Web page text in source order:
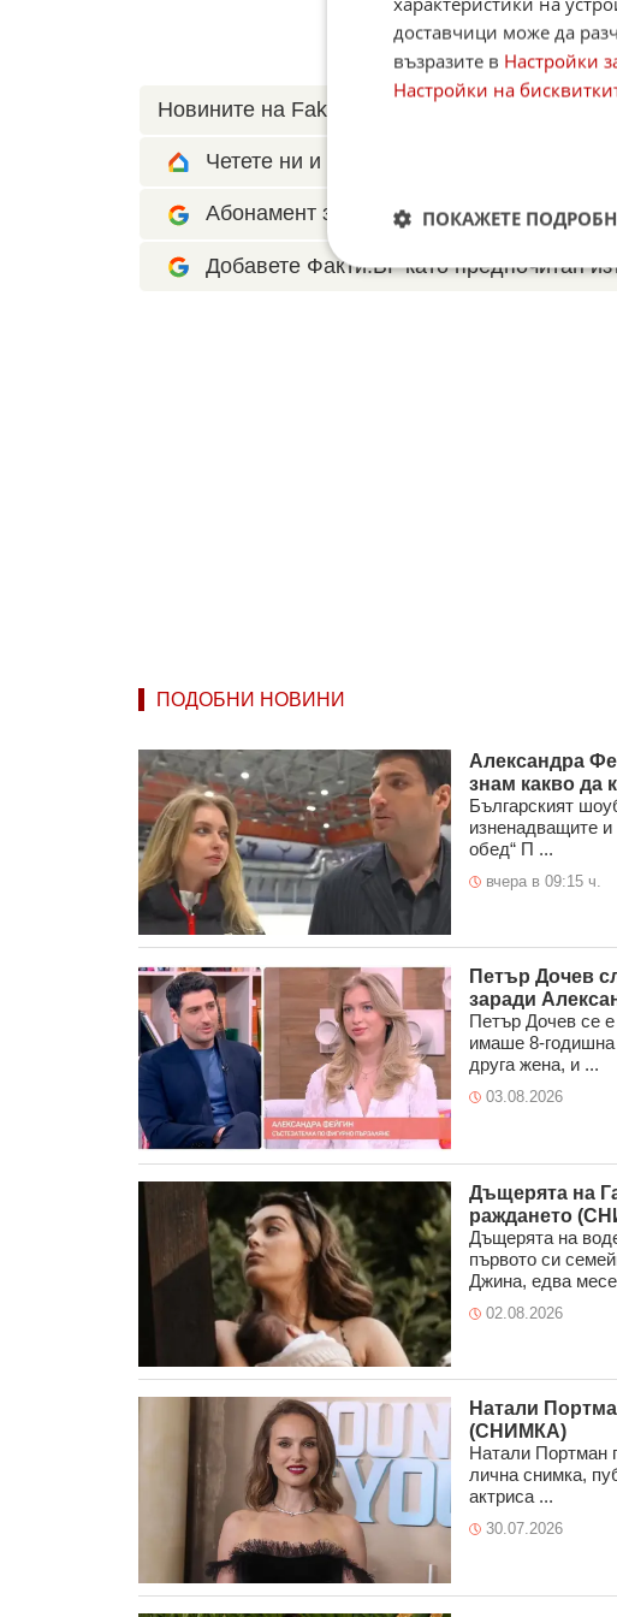
Новините на Fakti.bg – във Facebook
Четете ни и в Google News Showcase
Абонамент за Факти.БГ в Google Alerts
Добавете Факти.БГ като предпочитан
ПОДОБНИ НОВИНИ
Александра
знам какво да
Българският
изненадващите
обед“ П ...
вчера в 09:15 ч.
Петър Дочев
заради
Петър Дочев се
имаше 8-годишна
друга жена, и ...
03.08.2026
Дъщерята на
раждането
Дъщерята на
първото си
Джина, едва
02.08.2026
Натали
(СНИМКА)
Натали Портман
лична снимка,
актриса ...
30.07.2026
доставчици може да
възразите в Настройки
Настройки на
ПОКАЖЕТЕ